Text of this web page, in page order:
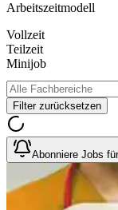
Arbeitszeitmodell
Vollzeit
Teilzeit
Minijob
Filter zurücksetzen
Abonniere Jobs